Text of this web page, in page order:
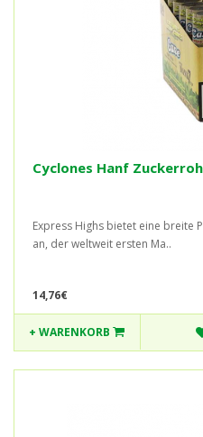
Cyclones Hanf
Express Highs bietet eine breite
an, der weltweit ersten Ma..
14,76€
+ WARENKORB